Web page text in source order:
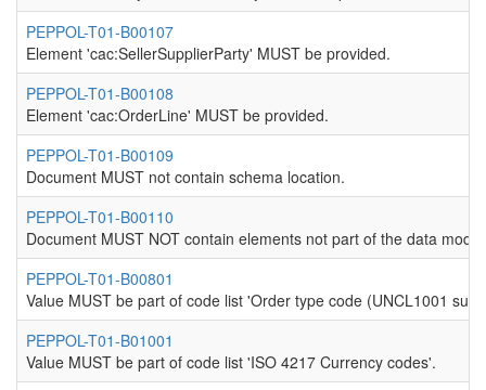
PEPPOL-T01-B00107
Element 'cac:SellerSupplierParty' MUST be provided.
PEPPOL-T01-B00108
Element 'cac:OrderLine' MUST be provided.
PEPPOL-T01-B00109
Document MUST not contain schema location.
PEPPOL-T01-B00110
Document MUST NOT contain elements not part of the data
PEPPOL-T01-B00801
Value MUST be part of code list 'Order type code (UNCL1001
PEPPOL-T01-B01001
Value MUST be part of code list 'ISO 4217 Currency codes'.